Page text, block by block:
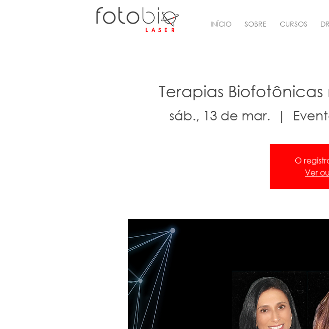
INÍCIO SOBRE CURSOS
Terapias
sáb., 13 de mar.
  |
O
Ver